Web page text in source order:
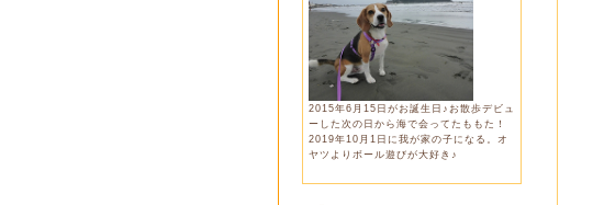
2015年6月15日がお誕生日♪お散歩デビュ
ーした次の日から海で会ってたももた！
2019年10月1日に我が家の子になる。オ
ヤツよりボール遊びが大好き♪